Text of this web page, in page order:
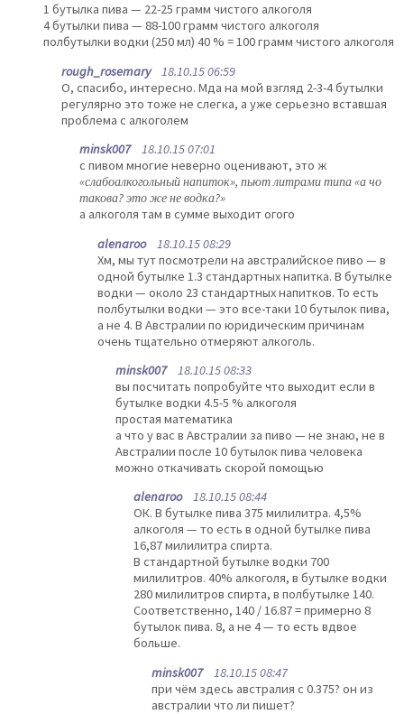
1 бутылка пива — 22-25 грамм чистого алкоголя
4 бутылки пива — 88-100 грамм чистого алкоголя
полбутылки водки (250 мл) 40 % = 100 грамм чистого алкоголя
rough_rosemary18.10.15 06:59
О, спасибо, интересно. Мда на мой взгляд 2-3-4 бутылки
регулярно это тоже не слегка, а уже серьезно вставшая
проблема с алкоголем
minsk00718.10.15 07:01
с пивом многие неверно оценивают, это ж
«слабоалкогольный напиток», пьют литрами типа «а чо
такова? это же не водка?»
а алкоголя там в сумме выходит огого
alenaroo18.10.15 08:29
Хм, мы тут посмотрели на австралийское пиво — в
одной бутылке 1.3 стандартных напитка. В бутылке
водки — около 23 стандартных напитков. То есть
полбутылки водки — это все-таки 10 бутылок пива,
а не 4. В Австралии по юридическим причинам
очень тщательно отмеряют алкоголь.
minsk00718.10.15 08:33
вы посчитать попробуйте что выходит если в
бутылке водки 4.5-5 % алкоголя
простая математика
а что у вас в Австралии за пиво — не знаю, не в
Австралии после 10 бутылок пива человека
можно откачивать скорой помощью
alenaroo18.10.15 08:44
ОК. В бутылке пива 375 милилитра. 4,5%
алкоголя — то есть в одной бутылке пива
16,87 милилитра спирта.
В стандартной бутылке водки 700
милилитров. 40% алкоголя, в бутылке водки
280 милилитров спирта, в полбутылке 140.
Соответственно, 140 / 16.87 = примерно 8
бутылок пива. 8, а не 4 — то есть вдвое
больше.
minsk00718.10.15 08:47
при чём здесь австралия с 0.375? он из
австралии что ли пишет?